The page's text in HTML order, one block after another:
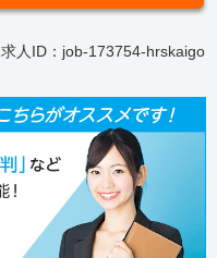
求人ID：job-173754-hrskaigo